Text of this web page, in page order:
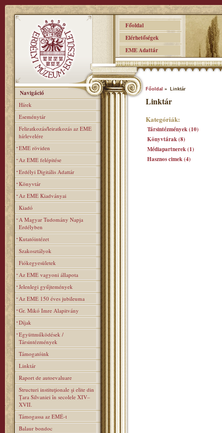
Főoldal
Elérhetőségek
EME Adattár
Navigáció
Hírek
Eseménytár
Feliratkozás/leiratkozás az EME
hírlevelére
EME röviden
Az EME felépitése
Erdélyi Digitális Adattár
Könyvtár
Az EME Kiadványai
Kiadó
A Magyar Tudomány Napja
Erdélyben
Kutatóintézet
Szakosztályok
Fiókegyesületek
Az EME vagyoni állapota
Jelenlegi gyűjtemények
Az EME 150 éves jubileuma
Gr. Mikó Imre Alapitvány
Díjak
Együttműködések /
Társintézmények
Támogatóink
Linktár
Raport de autoevaluare
Structuri instituţionale şi elite din
Ţara Silvaniei în secolele XIV–
XVII.
Támogassa az EMÉ-t
Balaur bondoc
Főoldal » Linktár
Linktár
Kategóriák:
Társintézmények (10)
Könyvtárak (8)
Médiapartnerek (1)
Hasznos cimek (4)